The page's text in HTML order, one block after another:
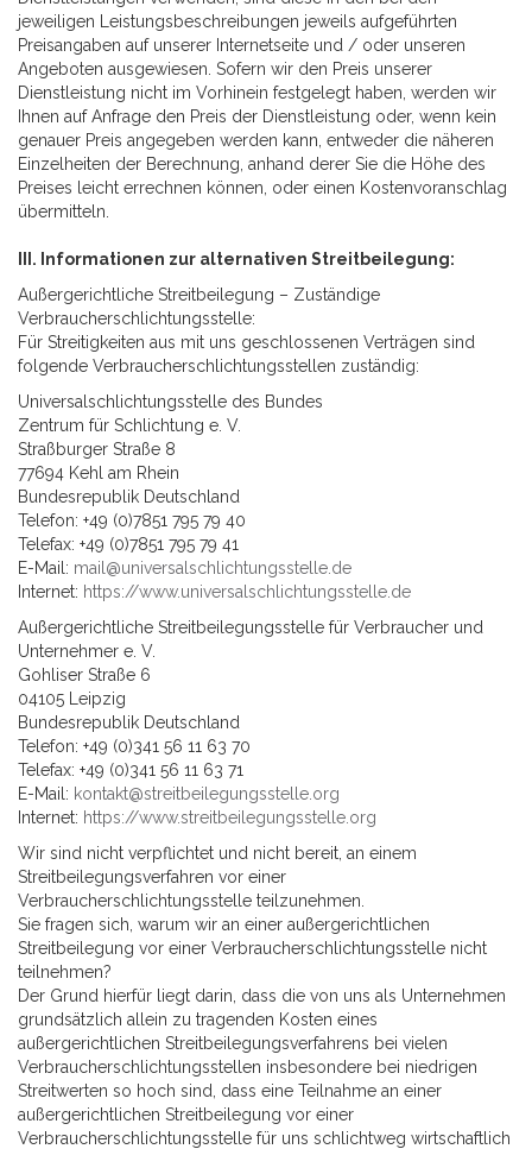
jeweiligen Leistungsbeschreibungen jeweils aufgeführten
Preisangaben auf unserer Internetseite und / oder unseren
Angeboten ausgewiesen. Sofern wir den Preis unserer
Dienstleistung nicht im Vorhinein festgelegt haben, werden wir
Ihnen auf Anfrage den Preis der Dienstleistung oder, wenn kein
genauer Preis angegeben werden kann, entweder die näheren
Einzelheiten der Berechnung, anhand derer Sie die Höhe des
Preises leicht errechnen können, oder einen Kostenvoranschlag
übermitteln.
III. Informationen zur alternativen Streitbeilegung:
Außergerichtliche Streitbeilegung – Zuständige
Verbraucherschlichtungsstelle:
Für Streitigkeiten aus mit uns geschlossenen Verträgen sind
folgende Verbraucherschlichtungsstellen zuständig:
Universalschlichtungsstelle des Bundes
Zentrum für Schlichtung e. V.
Straßburger Straße 8
77694 Kehl am Rhein
Bundesrepublik Deutschland
Telefon: +49 (0)7851 795 79 40
Telefax: +49 (0)7851 795 79 41
E-Mail: mail@universalschlichtungsstelle.de
Internet: https://www.universalschlichtungsstelle.de
Außergerichtliche Streitbeilegungsstelle für Verbraucher und
Unternehmer e. V.
Gohliser Straße 6
04105 Leipzig
Bundesrepublik Deutschland
Telefon: +49 (0)341 56 11 63 70
Telefax: +49 (0)341 56 11 63 71
E-Mail: kontakt@streitbeilegungsstelle.org
Internet: https://www.streitbeilegungsstelle.org
Wir sind nicht verpflichtet und nicht bereit, an einem
Streitbeilegungsverfahren vor einer
Verbraucherschlichtungsstelle teilzunehmen.
Sie fragen sich, warum wir an einer außergerichtlichen
Streitbeilegung vor einer Verbraucherschlichtungsstelle nicht
teilnehmen?
Der Grund hierfür liegt darin, dass die von uns als Unternehmen
grundsätzlich allein zu tragenden Kosten eines
außergerichtlichen Streitbeilegungsverfahrens bei vielen
Verbraucherschlichtungsstellen insbesondere bei niedrigen
Streitwerten so hoch sind, dass eine Teilnahme an einer
außergerichtlichen Streitbeilegung vor einer
Verbraucherschlichtungsstelle für uns schlichtweg wirtschaftlich